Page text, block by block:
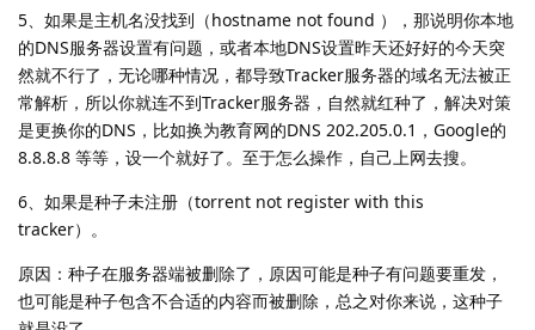
5、如果是主机名没找到（hostname not found ），那说明你本地
的DNS服务器设置有问题，或者本地DNS设置昨天还好好的今天突
然就不行了，无论哪种情况，都导致Tracker服务器的域名无法被正
常解析，所以你就连不到Tracker服务器，自然就红种了，解决对策
是更换你的DNS，比如换为教育网的DNS 202.205.0.1，Google的
8.8.8.8 等等，设一个就好了。至于怎么操作，自己上网去搜。
6、如果是种子未注册（torrent not register with this
tracker）。
原因：种子在服务器端被删除了，原因可能是种子有问题要重发，
也可能是种子包含不合适的内容而被删除，总之对你来说，这种子